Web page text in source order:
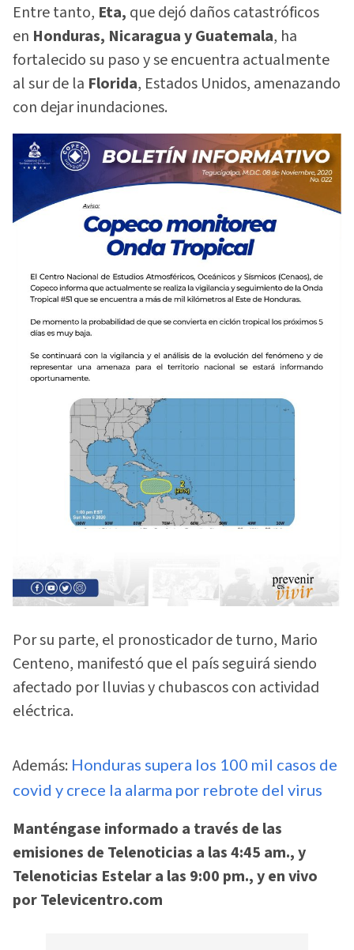
Entre tanto, Eta, que dejó daños catastróficos
en Honduras, Nicaragua y Guatemala, ha
fortalecido su paso y se encuentra actualmente
al sur de la Florida, Estados Unidos, amenazando
con dejar inundaciones.
Por su parte, el pronosticador de turno, Mario
Centeno, manifestó que el país seguirá siendo
afectado por lluvias y chubascos con actividad
eléctrica.
Además: Honduras supera los 100 mil casos de
covid y crece la alarma por rebrote del virus
Manténgase informado a través de las
emisiones de Telenoticias a las 4:45 am., y
Telenoticias Estelar a las 9:00 pm., y en vivo
por Televicentro.com